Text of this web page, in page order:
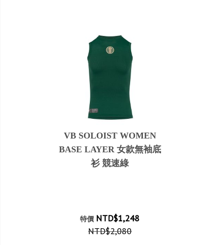
VB SOLOIST WOMEN
BASE LAYER 女款無袖底
衫 競速綠
特價 NTD$1,248
NTD$2,080